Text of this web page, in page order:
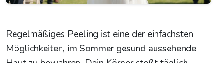
Regelmäßiges Peeling ist eine der einfachsten
Möglichkeiten, im Sommer gesund aussehende